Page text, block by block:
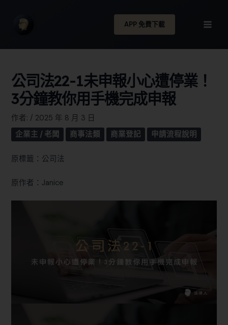
APP 免費下載
公司法22-1未申報小心遭停業！
3分鐘教你用手機完成申報
作者: / 2025 年 8 月 3 日
企業主 / 老闆
商事法類 商業登記 申請流程說明
原標籤：公司法
原作者：Janice